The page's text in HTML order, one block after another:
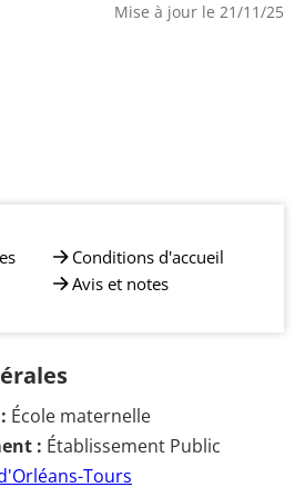
Mise à jour le 21/11/25
Conditions d'accueil
Avis et notes
École maternelle
: Établissement Public
Tours